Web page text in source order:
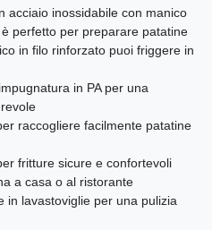
acciaio inossidabile con manico
perfetto per preparare patatine
in filo rinforzato puoi friggere in
in PA per una
raccogliere facilmente patatine
fritture sicure e confortevoli
a casa o al ristorante
in lavastoviglie per una pulizia